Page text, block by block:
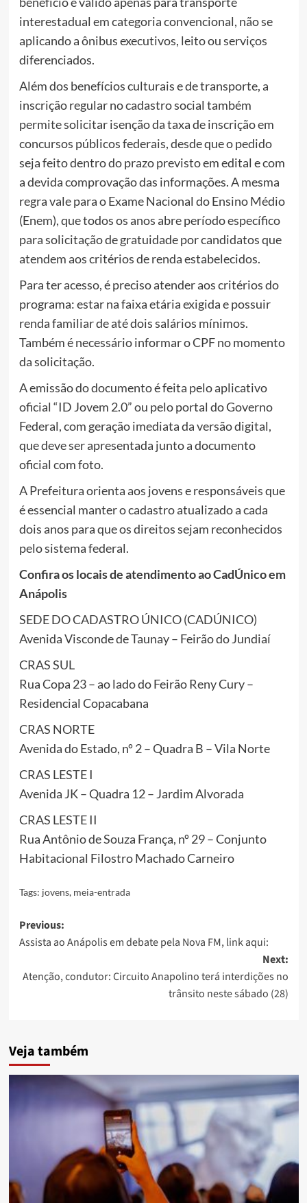
interestadual em categoria convencional, não se
aplicando a ônibus executivos, leito ou serviços
diferenciados.
Além dos benefícios culturais e de transporte, a
inscrição regular no cadastro social também
permite solicitar isenção da taxa de inscrição em
concursos públicos federais, desde que o pedido
seja feito dentro do prazo previsto em edital e com
a devida comprovação das informações. A mesma
regra vale para o Exame Nacional do Ensino Médio
(Enem), que todos os anos abre período específico
para solicitação de gratuidade por candidatos que
atendem aos critérios de renda estabelecidos.
Para ter acesso, é preciso atender aos critérios do
programa: estar na faixa etária exigida e possuir
renda familiar de até dois salários mínimos.
Também é necessário informar o CPF no momento
da solicitação.
A emissão do documento é feita pelo aplicativo
oficial “ID Jovem 2.0” ou pelo portal do Governo
Federal, com geração imediata da versão digital,
que deve ser apresentada junto a documento
oficial com foto.
A Prefeitura orienta aos jovens e responsáveis que
é essencial manter o cadastro atualizado a cada
dois anos para que os direitos sejam reconhecidos
pelo sistema federal.
Confira os locais de atendimento ao CadÚnico em
Anápolis
SEDE DO CADASTRO ÚNICO (CADÚNICO)
Avenida Visconde de Taunay – Feirão do Jundiaí
CRAS SUL
Rua Copa 23 – ao lado do Feirão Reny Cury –
Residencial Copacabana
CRAS NORTE
Avenida do Estado, nº 2 – Quadra B – Vila Norte
CRAS LESTE I
Avenida JK – Quadra 12 – Jardim Alvorada
CRAS LESTE II
Rua Antônio de Souza França, nº 29 – Conjunto
Habitacional Filostro Machado Carneiro
Tags: jovens, meia-entrada
Post
navigation
Previous:
Assista ao Anápolis em debate pela Nova FM, link aqui:
Next:
Atenção, condutor: Circuito Anapolino terá interdições no
trânsito neste sábado (28)
Veja também